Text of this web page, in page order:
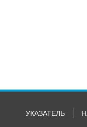
УКАЗАТЕЛЬ